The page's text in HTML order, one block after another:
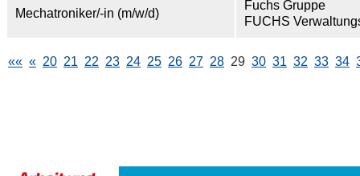
Mechatroniker/-in (m/w/d)
Fuchs Gruppe
FUCHS
«« « 20 21 22 23 24 25 26 27 28 29 30 31 32 33 34